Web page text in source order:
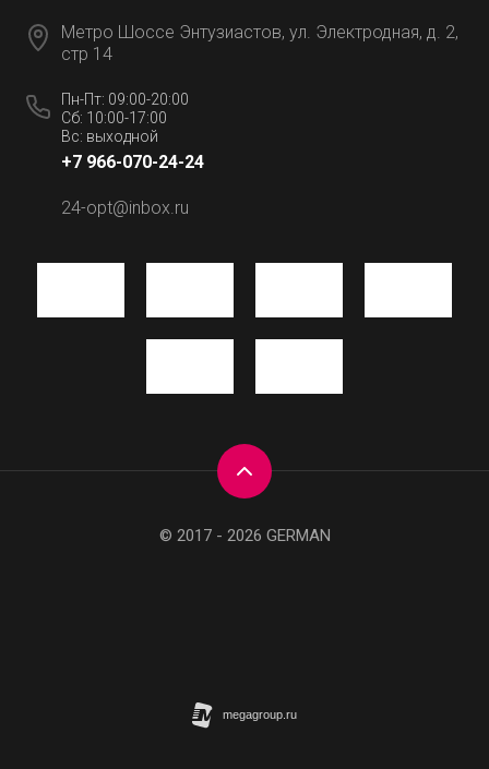
Метро Шоссе Энтузиастов, ул. Электродная, д. 2,
стр 14
Пн-Пт: 09:00-20:00
Сб: 10:00-17:00
Вс: выходной
+7 966-070-24-24
24-opt@inbox.ru
© 2017 - 2026 GERMAN